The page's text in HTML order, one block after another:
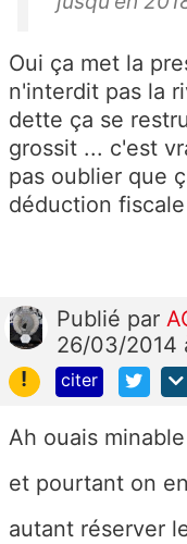
Oui ça met la
n'interdit pas la
dette ça se
grossit ... c'est
pas oublier que
déduction
Publié par
26/03/2014
!
citer
Ah ouais
et pourtant on
autant réserver